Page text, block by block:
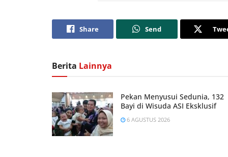
Share Send
Berita Lainnya
Pekan Menyusui Sedunia, 132
Bayi di Wisuda ASI Eksklusif
6 AGUSTUS 2026